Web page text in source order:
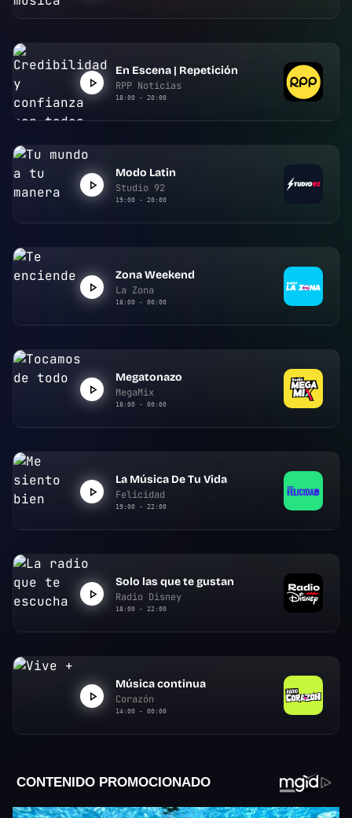
En Escena | Repetición
RPP Noticias
18:00 - 20:00
Modo Latin
Studio 92
19:00 - 20:00
Zona Weekend
La Zona
18:00 - 00:00
Megatonazo
MegaMix
18:00 - 00:00
La Música De Tu Vida
Felicidad
19:00 - 22:00
Solo las que te gustan
Radio Disney
18:00 - 22:00
Música continua
Corazón
14:00 - 00:00